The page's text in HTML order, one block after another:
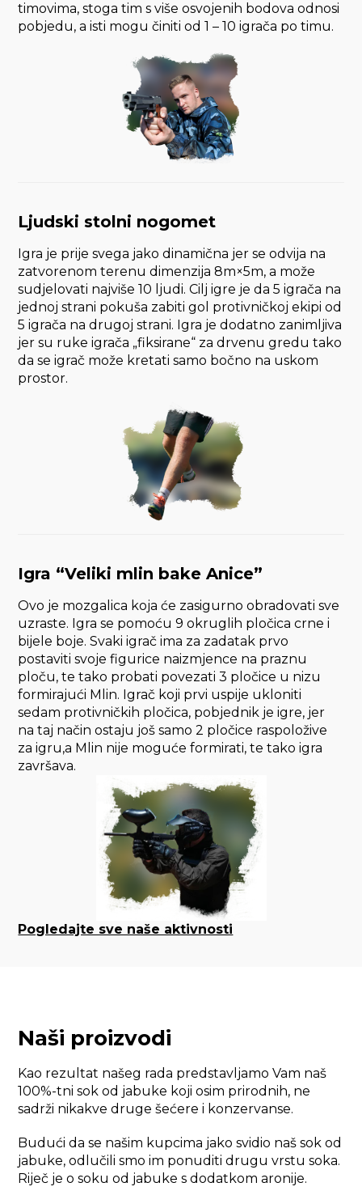
timovima, stoga tim s više osvojenih bodova odnosi
pobjedu, a isti mogu činiti od 1 – 10 igrača po timu.
Ljudski stolni nogomet
Igra je prije svega jako dinamična jer se odvija na
zatvorenom terenu dimenzija 8m×5m, a može
sudjelovati najviše 10 ljudi. Cilj igre je da 5 igrača na
jednoj strani pokuša zabiti gol protivničkoj ekipi od
5 igrača na drugoj strani. Igra je dodatno zanimljiva
jer su ruke igrača „fiksirane“ za drvenu gredu tako
da se igrač može kretati samo bočno na uskom
prostor.
Igra “Veliki mlin bake Anice”
Ovo je mozgalica koja će zasigurno obradovati sve
uzraste. Igra se pomoću 9 okruglih pločica crne i
bijele boje. Svaki igrač ima za zadatak prvo
postaviti svoje figurice naizmjence na praznu
ploču, te tako probati povezati 3 pločice u nizu
formirajući Mlin. Igrač koji prvi uspije ukloniti
sedam protivničkih pločica, pobjednik je igre, jer
na taj način ostaju još samo 2 pločice raspoložive
za igru,a Mlin nije moguće formirati, te tako igra
završava.
Pogledajte sve naše aktivnosti
Naši proizvodi
Kao rezultat našeg rada predstavljamo Vam naš
100%-tni sok od jabuke koji osim prirodnih, ne
sadrži nikakve druge šećere i konzervanse.
Budući da se našim kupcima jako svidio naš sok od
jabuke, odlučili smo im ponuditi drugu vrstu soka.
Riječ je o soku od jabuke s dodatkom aronije.